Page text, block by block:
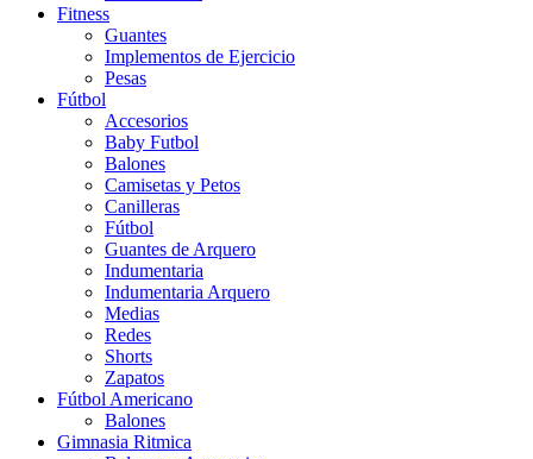
Fitness
Guantes
Implementos de Ejercicio
Pesas
Fútbol
Accesorios
Baby Futbol
Balones
Camisetas y Petos
Canilleras
Fútbol
Guantes de Arquero
Indumentaria
Indumentaria Arquero
Medias
Redes
Shorts
Zapatos
Fútbol Americano
Balones
Gimnasia Ritmica